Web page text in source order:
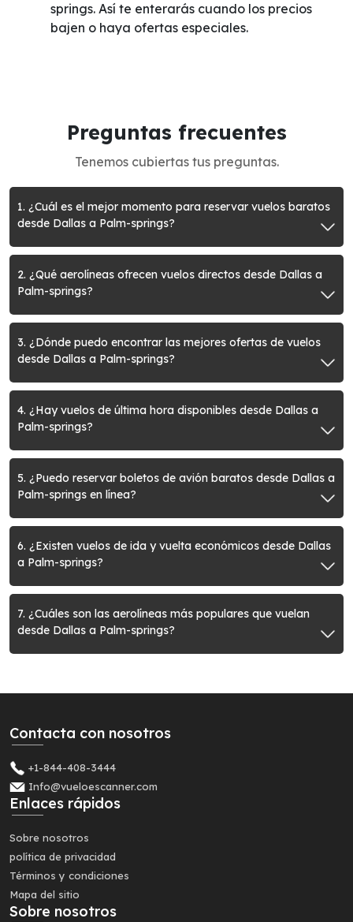
springs. Así te enterarás cuando los precios
bajen o haya ofertas especiales.
Preguntas frecuentes
Tenemos cubiertas tus preguntas.
1. ¿Cuál es el mejor momento para reservar vuelos baratos
desde Dallas a Palm-springs?
2. ¿Qué aerolíneas ofrecen vuelos directos desde Dallas a
Palm-springs?
3. ¿Dónde puedo encontrar las mejores ofertas de vuelos
desde Dallas a Palm-springs?
4. ¿Hay vuelos de última hora disponibles desde Dallas a
Palm-springs?
5. ¿Puedo reservar boletos de avión baratos desde Dallas a
Palm-springs en línea?
6. ¿Existen vuelos de ida y vuelta económicos desde Dallas
a Palm-springs?
7. ¿Cuáles son las aerolíneas más populares que vuelan
desde Dallas a Palm-springs?
Contacta con nosotros
+1-844-408-3444
Info@vueloescanner.com
Enlaces rápidos
Sobre nosotros
política de privacidad
Términos y condiciones
Mapa del sitio
Sobre nosotros